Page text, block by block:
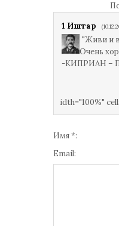
1 Иштар
"Живи и
Очень
-КИПРИАН –
idth="100%"
Имя *:
Email: